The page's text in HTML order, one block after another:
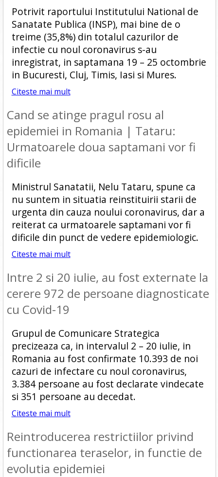
Potrivit raportului Institutului National de
Sanatate Publica (INSP), mai bine de o
treime (35,8%) din totalul cazurilor de
infectie cu noul coronavirus s-au
inregistrat, in saptamana 19 – 25 octombrie
in Bucuresti, Cluj, Timis, Iasi si Mures.
Citeste mai mult
Cand se atinge pragul rosu al
epidemiei in Romania | Tataru:
Urmatoarele doua saptamani vor fi
dificile
Ministrul Sanatatii, Nelu Tataru, spune ca
nu suntem in situatia reinstituirii starii de
urgenta din cauza noului coronavirus, dar a
reiterat ca urmatoarele saptamani vor fi
dificile din punct de vedere epidemiologic.
Citeste mai mult
Intre 2 si 20 iulie, au fost externate la
cerere 972 de persoane diagnosticate
cu Covid-19
Grupul de Comunicare Strategica
precizeaza ca, in intervalul 2 – 20 iulie, in
Romania au fost confirmate 10.393 de noi
cazuri de infectare cu noul coronavirus,
3.384 persoane au fost declarate vindecate
si 351 persoane au decedat.
Citeste mai mult
Reintroducerea restrictiilor privind
functionarea teraselor, in functie de
evolutia epidemiei